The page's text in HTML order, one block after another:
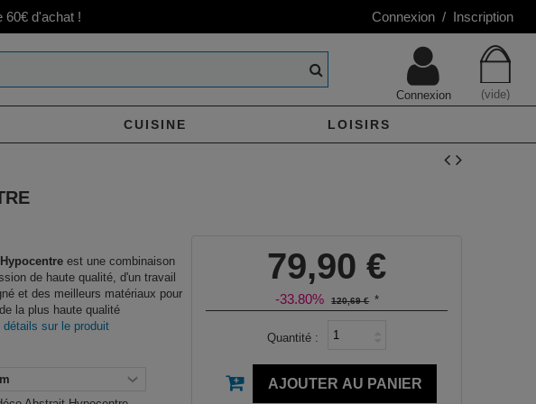
60€ d'achat ! Connexion / Inscription
(vide)
Connexion
CUISINE LOISIRS
est une combinaison
de haute qualité, d'un travail
et des meilleurs matériaux pour
de la plus haute qualité
détails sur le produit
79,90 €
-33.80% 120,69 € *
Quantité :
AJOUTER AU PANIER